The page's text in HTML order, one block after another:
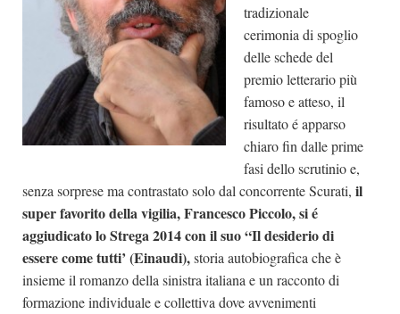
Autori
Generi
Case editrici
Partnership
Giallo Stresa
Tabù Festival 2014
A Tutto Volume
Salone di Torino
Marketing
tradizionale
cerimonia di spoglio
delle schede del
premio letterario più
famoso e atteso, il
risultato é apparso
chiaro fin dalle prime
fasi dello scrutinio e,
senza sorprese ma contrastato solo dal concorrente Scurati, il
super favorito della vigilia, Francesco Piccolo, si é
aggiudicato lo Strega 2014 con il suo “Il desiderio di
essere come tutti’ (Einaudi),storia autobiografica che è
insieme il romanzo della sinistra italiana e un racconto di
formazione individuale e collettiva dove avvenimenti